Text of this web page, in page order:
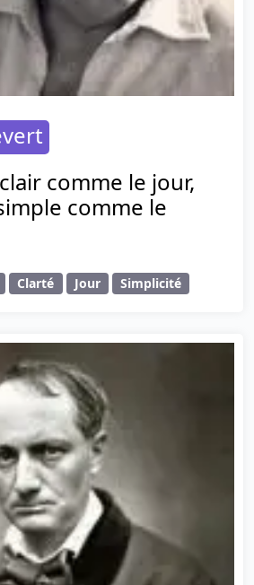
comme le jour,
comme le
Clarté Jour Simplicité